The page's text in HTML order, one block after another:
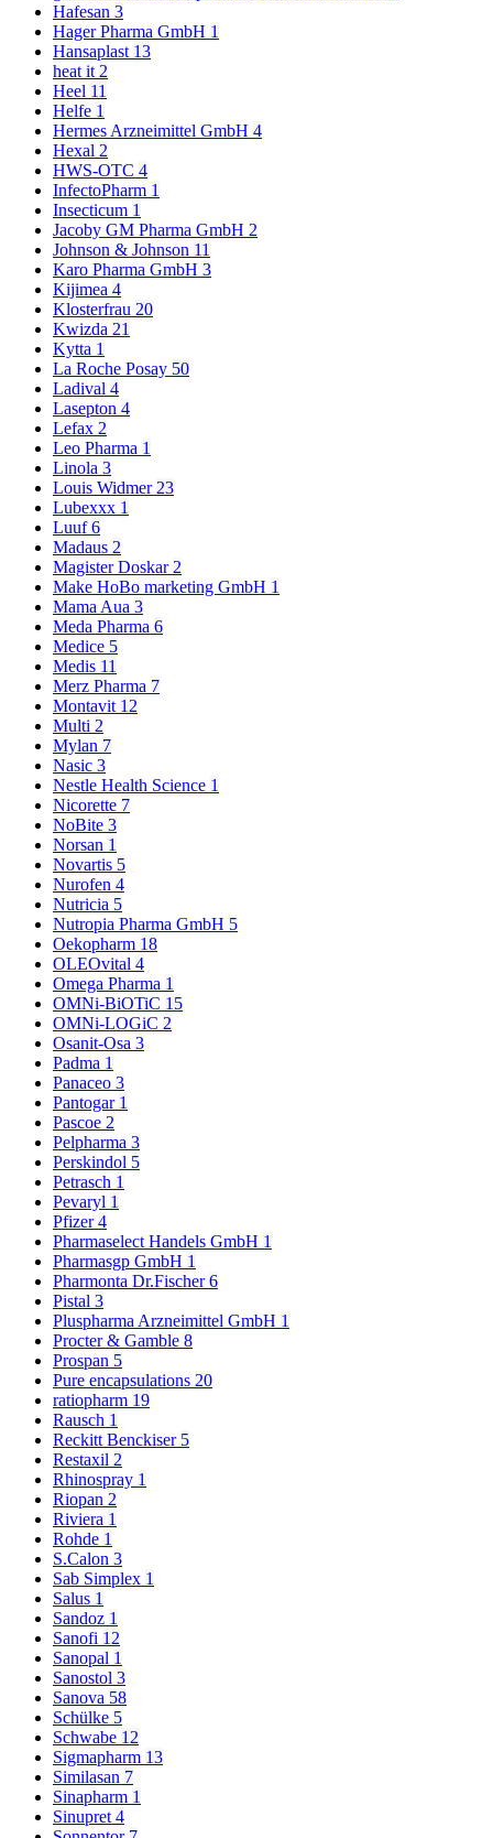
Hafesan 3
Hager Pharma GmbH 1
Hansaplast 13
heat it 2
Heel 11
Helfe 1
Hermes Arzneimittel GmbH 4
Hexal 2
HWS-OTC 4
InfectoPharm 1
Insecticum 1
Jacoby GM Pharma GmbH 2
Johnson & Johnson 11
Karo Pharma GmbH 3
Kijimea 4
Klosterfrau 20
Kwizda 21
Kytta 1
La Roche Posay 50
Ladival 4
Lasepton 4
Lefax 2
Leo Pharma 1
Linola 3
Louis Widmer 23
Lubexxx 1
Luuf6
Madaus 2
Magister Doskar 2
Make HoBo marketing GmbH 1
Mama Aua 3
Meda Pharma 6
Medice 5
Medis 11
Merz Pharma 7
Montavit 12
Multi 2
Mylan 7
Nasic 3
Nestle Health Science 1
Nicorette 7
NoBite 3
Norsan 1
Novartis 5
Nurofen 4
Nutricia 5
Nutropia Pharma GmbH 5
Oekopharm 18
OLEOvital 4
Omega Pharma 1
OMNi-BiOTiC 15
OMNi-LOGiC 2
Osanit-Osa 3
Padma 1
Panaceo 3
Pantogar 1
Pascoe 2
Pelpharma 3
Perskindol 5
Petrasch 1
Pevaryl 1
Pfizer4
Pharmaselect Handels GmbH 1
Pharmasgp GmbH 1
Pharmonta Dr.Fischer6
Pistal 3
Pluspharma Arzneimittel GmbH 1
Procter & Gamble 8
Prospan 5
Pure encapsulations 20
ratiopharm 19
Rausch 1
Reckitt Benckiser 5
Restaxil 2
Rhinospray 1
Riopan 2
Riviera 1
Rohde 1
S.Calon 3
Sab Simplex 1
Salus 1
Sandoz 1
Sanofi 12
Sanopal 1
Sanostol 3
Sanova 58
Schülke 5
Schwabe 12
Sigmapharm 13
Similasan 7
Sinapharm 1
Sinupret 4